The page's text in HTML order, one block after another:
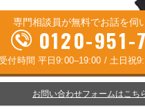
専門相談員が無料でお話を伺
0120-951-
お問い合わせフォームはこち